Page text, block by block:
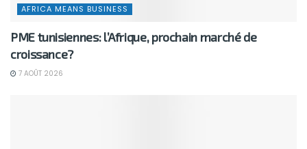
AFRICA MEANS BUSINESS
PME tunisiennes: l’Afrique, prochain marché de
croissance?
7 AOÛT 2026